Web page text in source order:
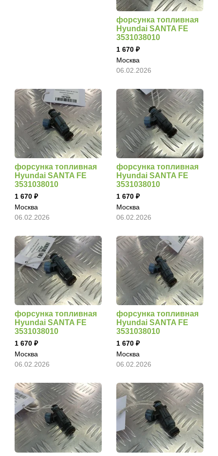
форсунка топливная
Hyundai SANTA FE
3531038010
1 670
Москва
06.02.2026
форсунка топливная
Hyundai SANTA FE
3531038010
1 670
Москва
06.02.2026
форсунка топливная
Hyundai SANTA FE
3531038010
1 670
Москва
06.02.2026
форсунка топливная
Hyundai SANTA FE
3531038010
1 670
Москва
06.02.2026
форсунка топливная
Hyundai SANTA FE
3531038010
1 670
Москва
06.02.2026